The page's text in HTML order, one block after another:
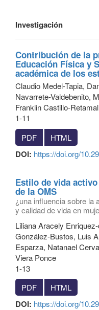
Investigación
Contribución de la
Educación Física y
académica de los
Claudio Medel-Tapia,
Navarrete-Valdebenito,
Franklin Castillo-Retamal
1-11
PDF
HTML
DOI: https://doi.org/
Estilo de vida
de la OMS
¿una influencia sobre la
y calidad de vida en
Liliana Aracely
González-Bustos, Luis
Esparza, Natanael
Viera Ponce
1-13
PDF
HTML
DOI: https://doi.org/